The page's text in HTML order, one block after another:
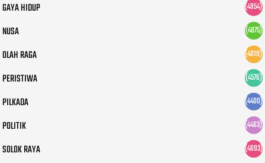
GAYA HIDUP (4954)
NUSA (4875)
OLAH RAGA (4019)
PERISTIWA (4576)
PILKADA (4400)
POLITIK (4463)
SOLOK RAYA (4693)